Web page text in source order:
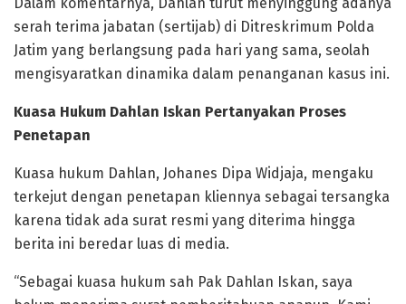
Dalam komentarnya, Dahlan turut menyinggung adanya
serah terima jabatan (sertijab) di Ditreskrimum Polda
Jatim yang berlangsung pada hari yang sama, seolah
mengisyaratkan dinamika dalam penanganan kasus ini.
Kuasa Hukum Dahlan Iskan Pertanyakan Proses
Penetapan
Kuasa hukum Dahlan, Johanes Dipa Widjaja, mengaku
terkejut dengan penetapan kliennya sebagai tersangka
karena tidak ada surat resmi yang diterima hingga
berita ini beredar luas di media.
“Sebagai kuasa hukum sah Pak Dahlan Iskan, saya